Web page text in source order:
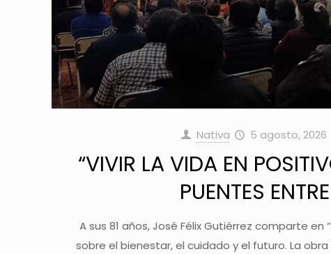
Nativa 5 agosto, 2026
“VIVIR LA VIDA EN
PUENTES
A sus 81 años, José Félix Gutiérrez comparte
sobre el bienestar, el cuidado y el futuro. La